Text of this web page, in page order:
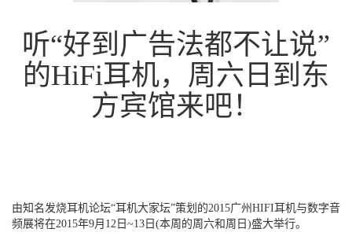
听“好到广告法都不让说”
的HiFi耳机，周六日到东
方宾馆来吧！
由知名发烧耳机论坛“耳机大家坛”策划的2015广州HIFI耳机与数字音
频展将在2015年9月12日~13日(本周的周六和周日)盛大举行。